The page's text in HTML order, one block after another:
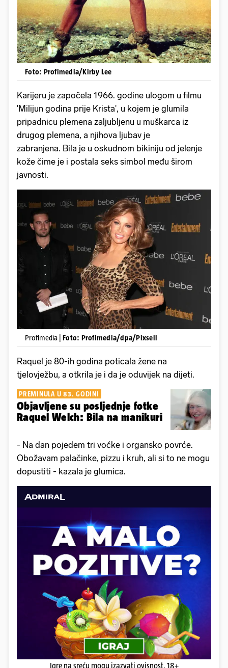
Foto: Profimedia/Kirby Lee
Karijeru je započela 1966. godine ulogom u filmu
'Milijun godina prije Krista', u kojem je glumila
pripadnicu plemena zaljubljenu u muškarca iz
drugog plemena, a njihova ljubav je
zabranjena. Bila je u oskudnom bikiniju od jelenje
kože čime je i postala seks simbol među širom
javnosti.
Profimedia | Foto: Profimedia/dpa/Pixsell
Raquel je 80-ih godina poticala žene na
tjelovježbu, a otkrila je i da je oduvijek na dijeti.
PREMINULA U 83. GODINI
Objavljene su posljednje fotke
Raquel Welch: Bila na manikuri
- Na dan pojedem tri voćke i organsko povrće.
Obožavam palačinke, pizzu i kruh, ali si to ne mogu
dopustiti - kazala je glumica.
Igre na sreću mogu izazvati ovisnost. 18+